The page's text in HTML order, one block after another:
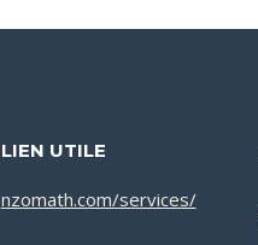
LIEN UTILE
nzomath.com/services/